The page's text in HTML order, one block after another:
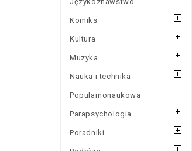
Komiks
Kultura
Muzyka
Nauka i technika
Popularnonaukowa
Parapsychologia
Poradniki